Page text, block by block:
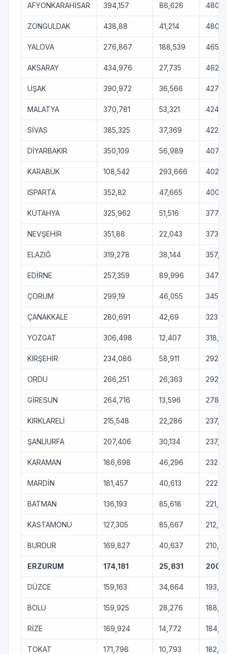
AFYONKARAHİSAR 394,157 86,626
ZONGULDAK 438,88 41,214
YALOVA 276,867 188,539
AKSARAY 434,976 27,735
UŞAK 390,972 36,566
MALATYA 370,781 53,321
SİVAS 385,325 37,369
DİYARBAKIR 350,109 56,989
KARABÜK 108,542 293,666
ISPARTA 352,82 47,665
KÜTAHYA 325,962 51,516
NEVŞEHİR 351,88 22,043
ELAZIĞ 319,278 38,144
EDİRNE 257,359 89,996
ÇORUM 299,19 46,055
ÇANAKKALE 280,691 42,69
YOZGAT 306,498 12,407
KIRŞEHİR 234,086 58,911
ORDU 266,251 26,363
GİRESUN 264,716 13,596
KIRKLARELİ 215,548 22,286
ŞANLIURFA 207,406 30,134
KARAMAN 186,698 46,296
MARDİN 181,457 40,613
BATMAN 136,193 85,618 221,81
KASTAMONU 127,305 85,667
BURDUR 169,827 40,637
ERZURUM 174,181 25,831
DÜZCE 159,163 34,664
BOLU 159,925 28,276
RİZE 169,924 14,772
TOKAT 171,796 10,793